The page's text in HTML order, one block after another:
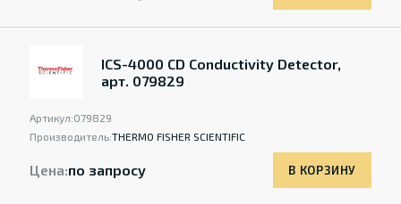
ICS-4000 CD Conductivity Detector,
арт. 079829
Артикул:079829
Производитель:THERMO FISHER SCIENTIFIC
Цена:по запросу В КОРЗИНУ